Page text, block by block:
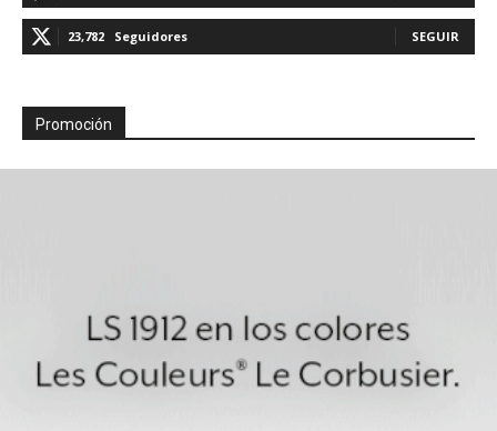
23,782 Seguidores SEGUIR
Promoción